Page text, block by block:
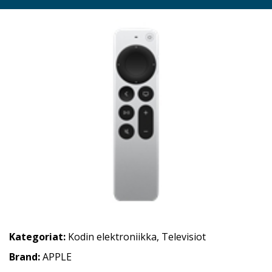
Kategoriat: Kodin elektroniikka, Televisiot
Brand:APPLE